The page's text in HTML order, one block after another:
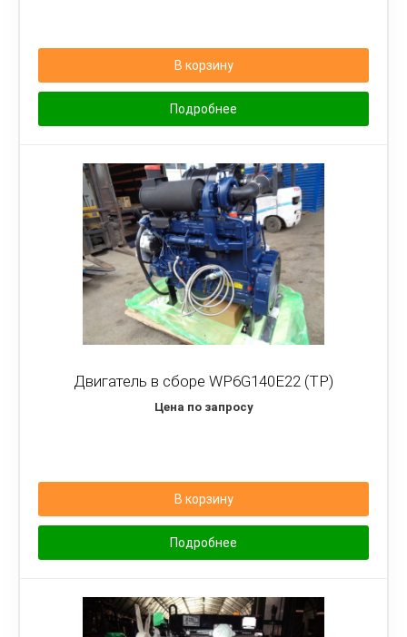
В корзину
Подробнее
Двигатель в сборе WP6G140E22 (TP)
Цена по запросу
В корзину
Подробнее